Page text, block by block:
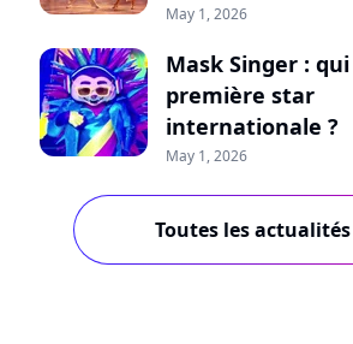
May 1, 2026
Mask Singer :
première star
internationale ?
May 1, 2026
Toutes les actualités